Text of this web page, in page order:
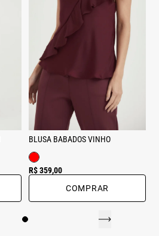
BLUSA BABADOS VINHO
R$ 359,00
COMPRAR